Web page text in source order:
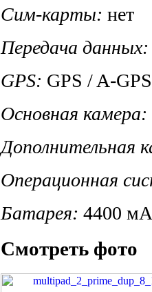
Сим-карты: нет
Передача данных:
GPS: GPS / A-GPS
Основная камера:
Дополнительная
Операционная
Батарея: 4400
Смотреть фото